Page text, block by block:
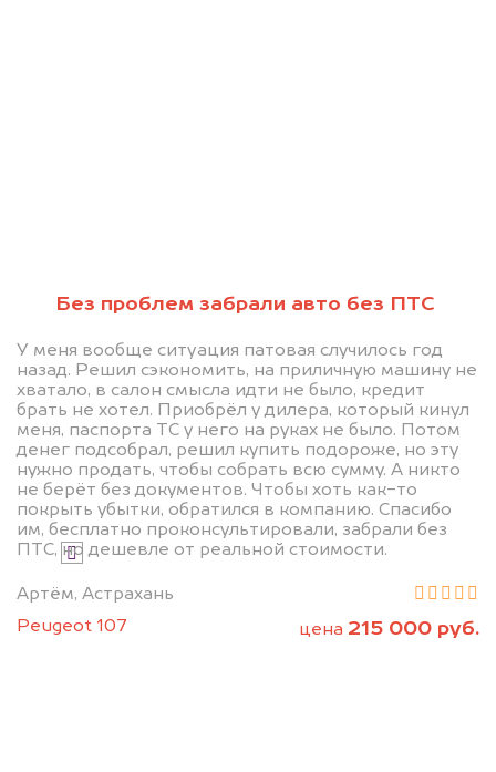
Без проблем забрали авто без ПТС
У меня вообще ситуация патовая случилось год
назад. Решил сэкономить, на приличную машину не
хватало, в салон смысла идти не было, кредит
брать не хотел. Приобрёл у дилера, который кинул
меня, паспорта ТС у него на руках не было. Потом
денег подсобрал, решил купить подороже, но эту
нужно продать, чтобы собрать всю сумму. А никто
не берёт без документов. Чтобы хоть как-то
покрыть убытки, обратился в компанию. Спасибо
им, бесплатно проконсультировали, забрали без
ПТС, но дешевле от реальной стоимости.
Артём, Астрахань
Peugeot 107
цена 215 000 руб.
Узнать стоимость
Я даю согласие на обработку своих
политикой конфиденциальности